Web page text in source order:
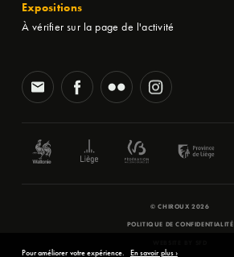
Expositions
À vérifier sur la page de l'activité
© CHIROUX 2026
POLITIQUE DE CONFIDENTIALITÉ
Pour améliorer votre expérience. En savoir plus ›